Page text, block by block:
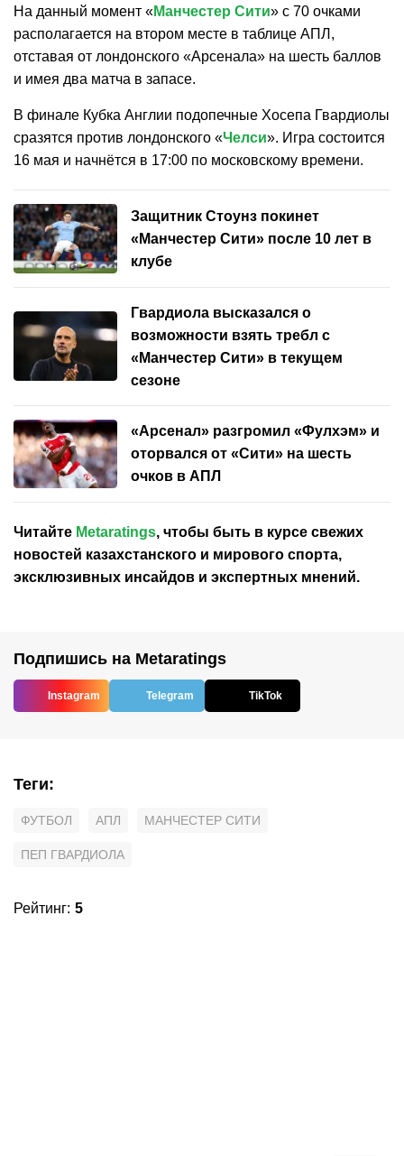
На данный момент «Манчестер Сити» с 70 очками
располагается на втором месте в таблице АПЛ,
отставая от лондонского «Арсенала» на шесть баллов
и имея два матча в запасе.
В финале Кубка Англии подопечные Хосепа Гвардиолы
сразятся против лондонского «Челси». Игра состоится
16 мая и начнётся в 17:00 по московскому времени.
Защитник Стоунз покинет
«Манчестер Сити» после 10 лет в
клубе
Гвардиола высказался о
возможности взять требл с
«Манчестер Сити» в текущем
сезоне
«Арсенал» разгромил «Фулхэм» и
оторвался от «Сити» на шесть
очков в АПЛ
Читайте Metaratings, чтобы быть в курсе свежих
новостей казахстанского и мирового спорта,
эксклюзивных инсайдов и экспертных мнений.
Подпишись на Metaratings
Instagram Telegram TikTok
Теги:
ФУТБОЛ АПЛ МАНЧЕСТЕР СИТИ
ПЕП ГВАРДИОЛА
Рейтинг: 5